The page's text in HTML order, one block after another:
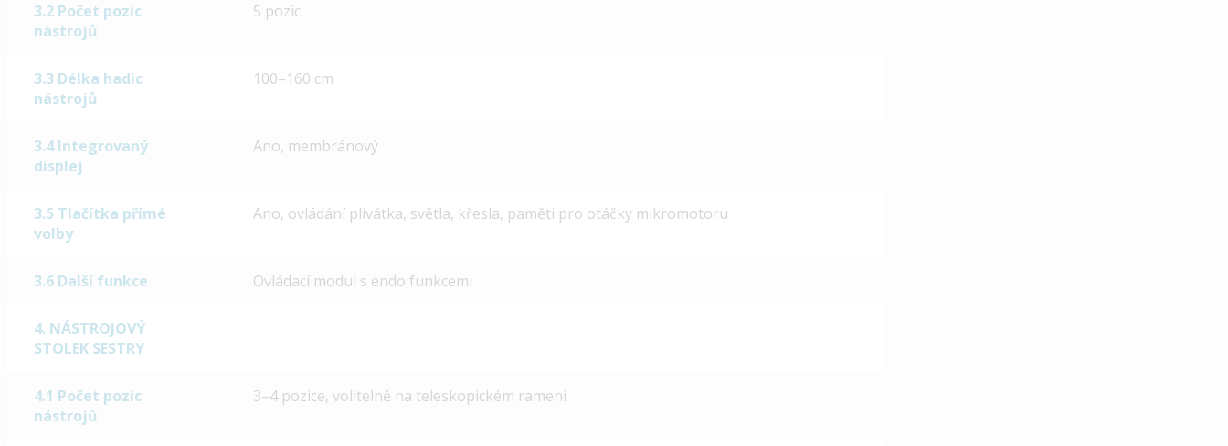
3.2 Počet pozic
nástrojů
5 pozic
3.3 Délka hadic
nástrojů
100–160 cm
3.4 Integrovaný
displej
Ano, membránový
3.5 Tlačítka přímé
volby
Ano, ovládání plivátka, světla, křesla, paměti pro otáčky mikromotoru
3.6 Další funkce Ovládací modul s endo funkcemi
4. NÁSTROJOVÝ
STOLEK SESTRY
4.1 Počet pozic
nástrojů
3–4 pozice, volitelně na teleskopickém rameni